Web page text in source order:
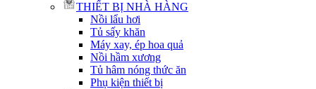
THIẾT BỊ NHÀ HÀNG
Nồi lẩu hơi
Tủ sấy khăn
Máy xay, ép hoa quả
Nồi hầm xương
Tủ hâm nóng thức ăn
Phụ kiện thiết bị